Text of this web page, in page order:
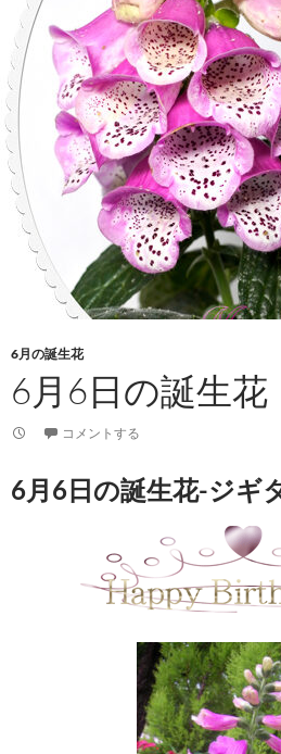
6月の誕生花
6月6日の誕生花
コメントする
6月6日の誕生花-ジギ